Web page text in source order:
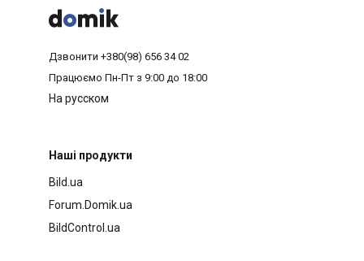



Дзвонити +380(98) 656 34 02
Працюємо Пн-Пт з 9:00 до 18:00
На русском
Наші продукти
Bild.ua
Forum.Domik.ua
BildControl.ua